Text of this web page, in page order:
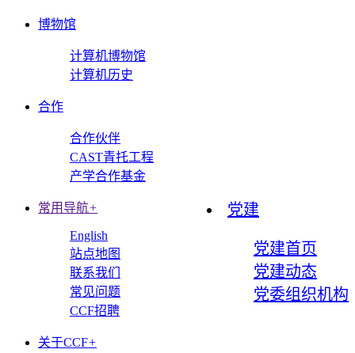
博物馆
计算机博物馆
计算机历史
合作
合作伙伴
CAST青托工程
产学合作基金
党建
党建首页
党建动态
党委组织机构
常用导航+
English
站点地图
联系我们
常见问题
CCF招聘
关于CCF+